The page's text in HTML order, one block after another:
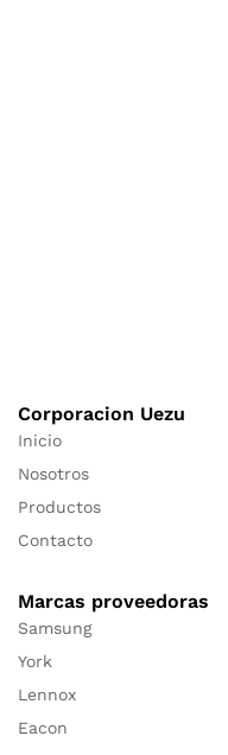
Corporacion Uezu
Inicio
Nosotros
Productos
Contacto
Marcas proveedoras
Samsung
York
Lennox
Eacon